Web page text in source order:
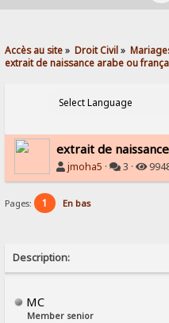
Accès au site» Droit Civil»
extrait de naissance arabe ou
extrait de
jmoha5 · 3 ·
Pages: 1 En bas
Description:
MC
Member senior